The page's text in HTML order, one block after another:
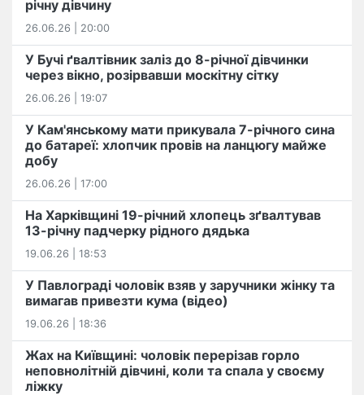
річну дівчину
26.06.26 | 20:00
У Бучі ґвалтівник заліз до 8-річної дівчинки
через вікно, розірвавши москітну сітку
26.06.26 | 19:07
У Кам'янському мати прикувала 7-річного сина
до батареї: хлопчик провів на ланцюгу майже
добу
26.06.26 | 17:00
На Харківщині 19-річний хлопець​ ️зґвалтував
13-річну падчерку рідного дядька
19.06.26 | 18:53
У Павлограді чоловік взяв у заручники жінку та
вимагав привезти кума (відео)
19.06.26 | 18:36
Жах на Київщині: чоловік перерізав горло
неповнолітній дівчині, коли та спала у своєму
ліжку